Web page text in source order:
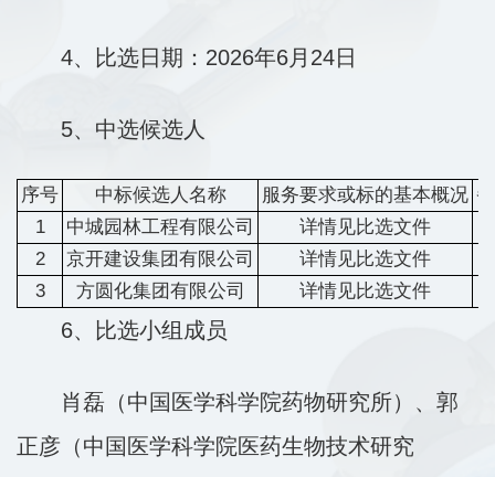
4、比选日期：2026年6月24日
5、中选候选人
序号 中标候选人名称 服务要求或标的基本概况
1
中城园林工程有限公司 详情见比选文件
2
京开建设集团有限公司 详情见比选文件
3
方圆化集团有限公司 详情见比选文件
6、比选小组成员
肖磊（中国医学科学院药物研究所）、郭
正彦（中国医学科学院医药生物技术研究